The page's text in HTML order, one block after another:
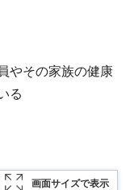
やその家族の健康
る
画面サイズで表示